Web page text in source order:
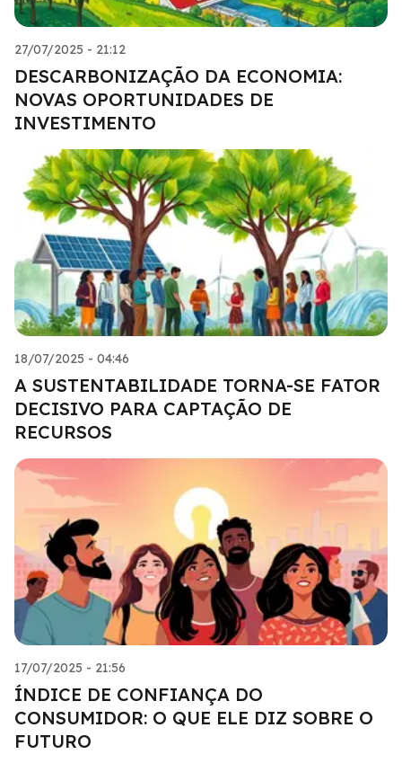
27/07/2025 - 21:12
DESCARBONIZAÇÃO DA ECONOMIA:
NOVAS OPORTUNIDADES DE
INVESTIMENTO
18/07/2025 - 04:46
A SUSTENTABILIDADE TORNA-SE FATOR
DECISIVO PARA CAPTAÇÃO DE
RECURSOS
17/07/2025 - 21:56
ÍNDICE DE CONFIANÇA DO
CONSUMIDOR: O QUE ELE DIZ SOBRE O
FUTURO